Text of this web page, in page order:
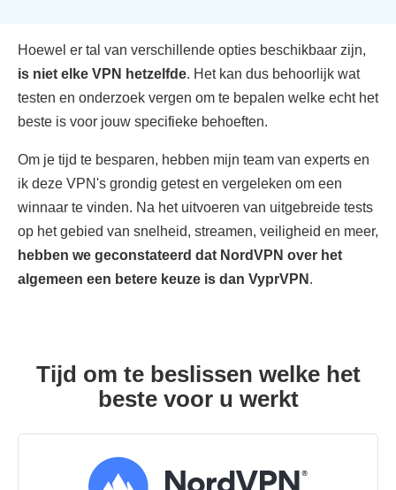
Hoewel er tal van verschillende opties beschikbaar zijn,
is niet elke VPN hetzelfde. Het kan dus behoorlijk wat
testen en onderzoek vergen om te bepalen welke echt het
beste is voor jouw specifieke behoeften.
Om je tijd te besparen, hebben mijn team van experts en
ik deze VPN's grondig getest en vergeleken om een
winnaar te vinden. Na het uitvoeren van uitgebreide tests
op het gebied van snelheid, streamen, veiligheid en meer,
hebben we geconstateerd dat NordVPN over het
algemeen een betere keuze is dan VyprVPN .
Tijd om te beslissen welke het
beste voor u werkt